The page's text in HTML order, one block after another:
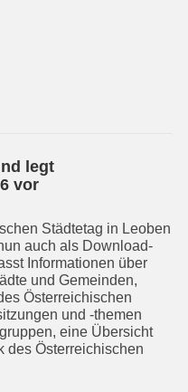
legt
vor
Städtetag in Leoben
auch als Download-
In­formationen über
und Gemeinden,
Österreichi­schen
und -themen
eine Übersicht
des Österreichischen